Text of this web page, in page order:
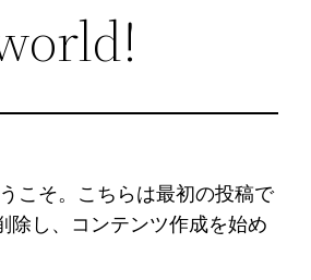
こそ。こちらは最初の投稿で
除し、コンテンツ作成を始め